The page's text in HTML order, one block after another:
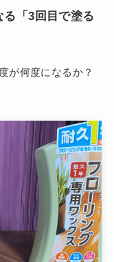
「3回目で塗る
が何度になるか？